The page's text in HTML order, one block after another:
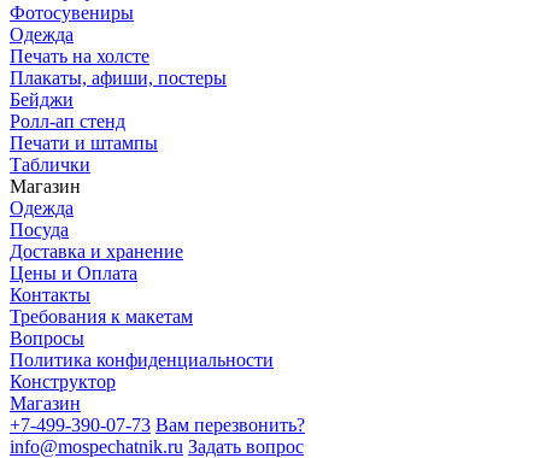
Фотосувениры
Одежда
Печать на холсте
Плакаты, афиши, постеры
Бейджи
Ролл-ап стенд
Печати и штампы
Таблички
Магазин
Одежда
Посуда
Доставка и хранение
Цены и Оплата
Контакты
Требования к макетам
Вопросы
Политика конфиденциальности
Конструктор
Магазин
+7-499-390-07-73 Вам перезвонить?
info@mospechatnik.ru Задать вопрос